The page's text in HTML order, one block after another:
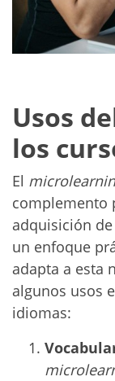
Usos
los
El
complemento
adquisición
un enfoque
adapta a esta
algunos usos
idiomas: